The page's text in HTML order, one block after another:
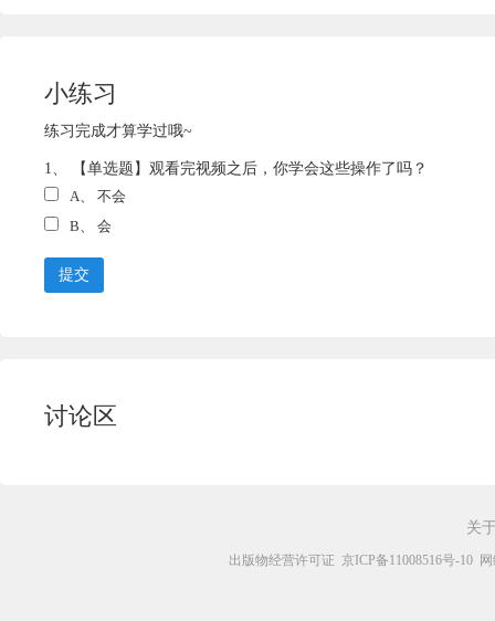
小练习
练习完成才算学过哦~
1、 【单选题】观看完视频之后，你学会这些操作了吗？
A、 不会
B、 会
提交
讨论区
关
出版物经营许可证 京ICP备11008516号-10